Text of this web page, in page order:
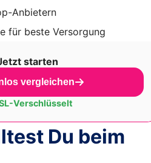
Anbietern
für beste Versorgung
starten
vergleichen
Verschlüsselt
Du beim